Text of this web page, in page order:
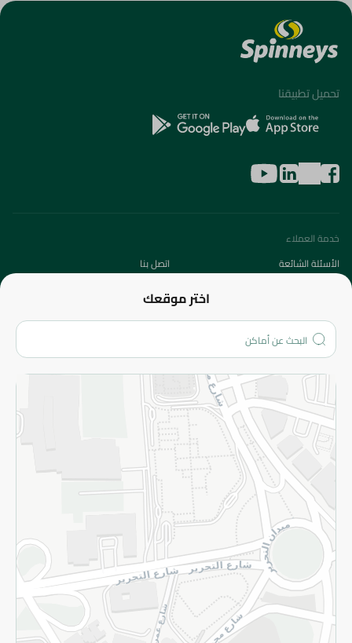
اختر موقعك
تحميل تطبيقنا
خدمة العملاء
الأسئلة الشائعة
اتصل بنا
من نحن؟
الفروع
المزيد
الاسترجاع
سياسة الاستخدام
سياسة الخصوصية
قم بالتسجيل للنشرة
©2026 - Spinneys | جميع الحقوق محفوظة